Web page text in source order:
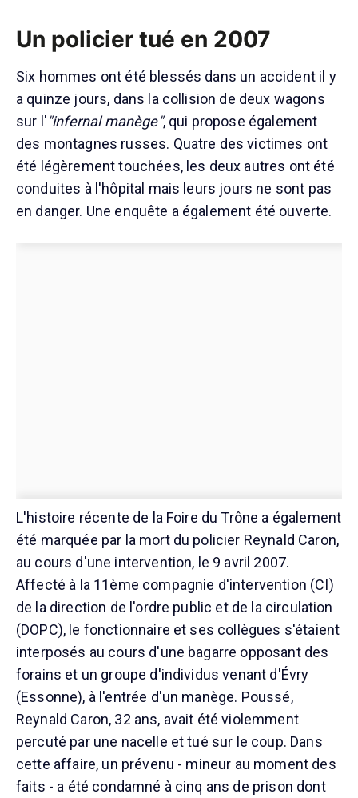
Un policier tué en 2007
Six hommes ont été blessés dans un accident il y
a quinze jours, dans la collision de deux wagons
sur l'"infernal manège", qui propose également
des montagnes russes. Quatre des victimes ont
été légèrement touchées, les deux autres ont été
conduites à l'hôpital mais leurs jours ne sont pas
en danger. Une enquête a également été ouverte.
L'histoire récente de la Foire du Trône a également
été marquée par la mort du policier Reynald Caron,
au cours d'une intervention, le 9 avril 2007.
Affecté à la 11ème compagnie d'intervention (CI)
de la direction de l'ordre public et de la circulation
(DOPC), le fonctionnaire et ses collègues s'étaient
interposés au cours d'une bagarre opposant des
forains et un groupe d'individus venant d'Évry
(Essonne), à l'entrée d'un manège. Poussé,
Reynald Caron, 32 ans, avait été violemment
percuté par une nacelle et tué sur le coup. Dans
cette affaire, un prévenu - mineur au moment des
faits - a été condamné à cinq ans de prison dont